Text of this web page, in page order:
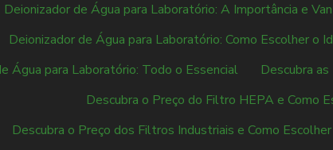
Deionizador de Água para Laboratório: A Importância e
Deionizador de Água para Laboratório: Como Escolher o
Água para Laboratório: Todo o Essencial
Descubra
Descubra o Preço do Filtro HEPA e Como
Descubra o Preço dos Filtros Industriais e Como